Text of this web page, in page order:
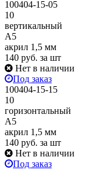
100404-15-05
10
вертикальный
А5
акрил 1,5 мм
140 руб. за шт
Нет в наличии
Под заказ
100404-15-15
10
горизонтальный
А5
акрил 1,5 мм
140 руб. за шт
Нет в наличии
Под заказ